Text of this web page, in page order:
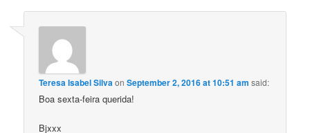
Teresa Isabel SilvaonSeptember 2, 2016 at 10:51 am said:
Boa sexta-feira querida!
Bjxxx